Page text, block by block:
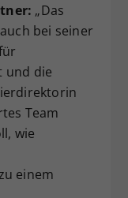
„Das
bei seiner
und die
Team
wie
einem